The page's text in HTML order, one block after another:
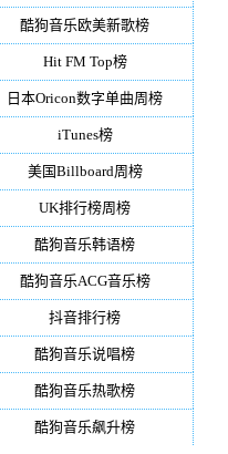
酷狗音乐欧美新歌榜
Hit FM Top榜
日本Oricon数字单曲周榜
iTunes榜
美国Billboard周榜
UK排行榜周榜
酷狗音乐韩语榜
酷狗音乐ACG音乐榜
抖音排行榜
酷狗音乐说唱榜
酷狗音乐热歌榜
酷狗音乐飙升榜